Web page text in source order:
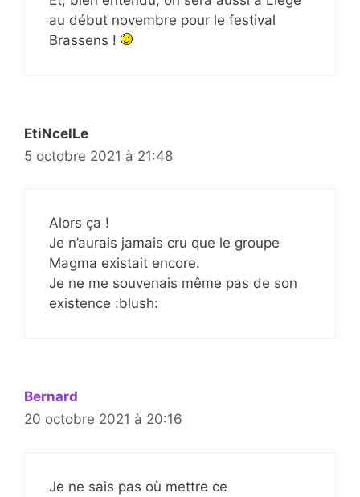
au début novembre pour le festival
Brassens !
EtiNcelLe
5 octobre 2021 à 21:48
Alors ça !
Je n’aurais jamais cru que le groupe
Magma existait encore.
Je ne me souvenais même pas de son
existence :blush:
Bernard
20 octobre 2021 à 20:16
Je ne sais pas où mettre ce